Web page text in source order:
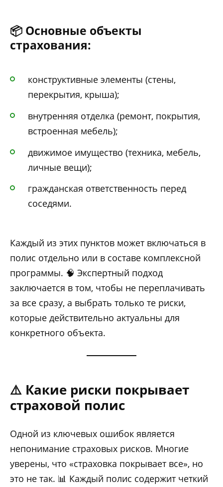
📦 Основные объекты
страхования:
конструктивные элементы (стены,
перекрытия, крыша);
внутренняя отделка (ремонт, покрытия,
встроенная мебель);
движимое имущество (техника, мебель,
личные вещи);
гражданская ответственность перед
соседями.
Каждый из этих пунктов может включаться в
полис отдельно или в составе комплексной
программы. 🧠 Экспертный подход
заключается в том, чтобы не переплачивать
за все сразу, а выбрать только те риски,
которые действительно актуальны для
конкретного объекта.
⚠️ Какие риски покрывает
страховой полис
Одной из ключевых ошибок является
непонимание страховых рисков. Многие
уверены, что «страховка покрывает все», но
это не так. 📊 Каждый полис содержит четкий